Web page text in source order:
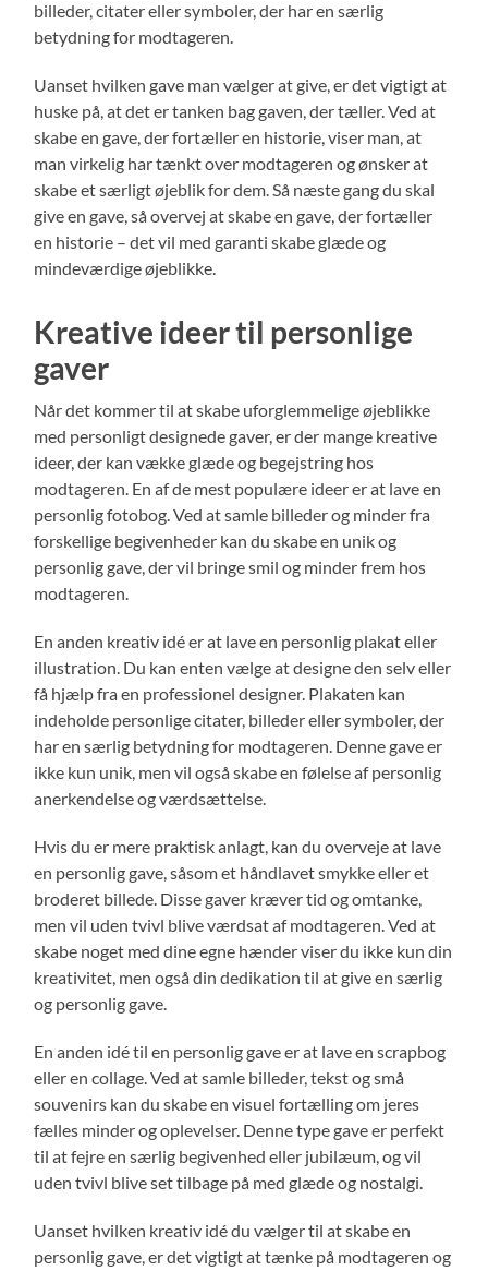
billeder, citater eller symboler, der har en særlig
betydning for modtageren.
Uanset hvilken gave man vælger at give, er det vigtigt at
huske på, at det er tanken bag gaven, der tæller. Ved at
skabe en gave, der fortæller en historie, viser man, at
man virkelig har tænkt over modtageren og ønsker at
skabe et særligt øjeblik for dem. Så næste gang du skal
give en gave, så overvej at skabe en gave, der fortæller
en historie – det vil med garanti skabe glæde og
mindeværdige øjeblikke.
Kreative ideer til personlige
gaver
Når det kommer til at skabe uforglemmelige øjeblikke
med personligt designede gaver, er der mange kreative
ideer, der kan vække glæde og begejstring hos
modtageren. En af de mest populære ideer er at lave en
personlig fotobog. Ved at samle billeder og minder fra
forskellige begivenheder kan du skabe en unik og
personlig gave, der vil bringe smil og minder frem hos
modtageren.
En anden kreativ idé er at lave en personlig plakat eller
illustration. Du kan enten vælge at designe den selv eller
få hjælp fra en professionel designer. Plakaten kan
indeholde personlige citater, billeder eller symboler, der
har en særlig betydning for modtageren. Denne gave er
ikke kun unik, men vil også skabe en følelse af personlig
anerkendelse og værdsættelse.
Hvis du er mere praktisk anlagt, kan du overveje at lave
en personlig gave, såsom et håndlavet smykke eller et
broderet billede. Disse gaver kræver tid og omtanke,
men vil uden tvivl blive værdsat af modtageren. Ved at
skabe noget med dine egne hænder viser du ikke kun din
kreativitet, men også din dedikation til at give en særlig
og personlig gave.
En anden idé til en personlig gave er at lave en scrapbog
eller en collage. Ved at samle billeder, tekst og små
souvenirs kan du skabe en visuel fortælling om jeres
fælles minder og oplevelser. Denne type gave er perfekt
til at fejre en særlig begivenhed eller jubilæum, og vil
uden tvivl blive set tilbage på med glæde og nostalgi.
Uanset hvilken kreativ idé du vælger til at skabe en
personlig gave, er det vigtigt at tænke på modtageren og